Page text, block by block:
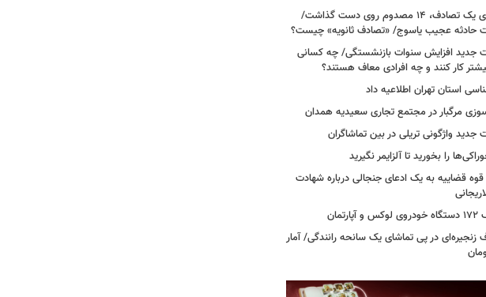
تماشای یک تصادف، ۱۴ مصدوم روی دست گذاشت/
حادثه عجیب یاسوج/ «تصادف ثانویه» چیست؟
جدید افزایش سنوات بازنشستگی/ چه کسانی
کار کنند و چه افرادی معاف هستند؟
استان تهران اطلاعیه داد
مرگبار در مجتمع تجاری سعیدیه همدان
جدید واژگونی تریلی در بین تماشاگران
را بخورید تا آلزایمر نگیرید
قضاییه به یک ادعای جنجالی درباره شهادت
زنجیره‌ای در پی تماشای یک سانحه رانندگی/ آمار